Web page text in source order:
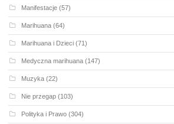
Manifestacje (57)
Marihuana (64)
Marihuana i Dzieci (71)
Medyczna marihuana (147)
Muzyka (22)
Nie przegap (103)
Polityka i Prawo (304)